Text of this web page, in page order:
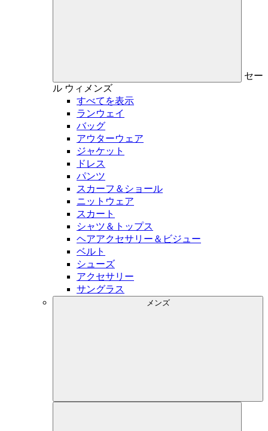
セー
ル ウィメンズ
すべてを表示
ランウェイ
バッグ
アウターウェア
ジャケット
ドレス
パンツ
スカーフ＆ショール
ニットウェア
スカート
シャツ＆トップス
ヘアアクセサリー＆ビジュー
ベルト
シューズ
アクセサリー
サングラス
メンズ